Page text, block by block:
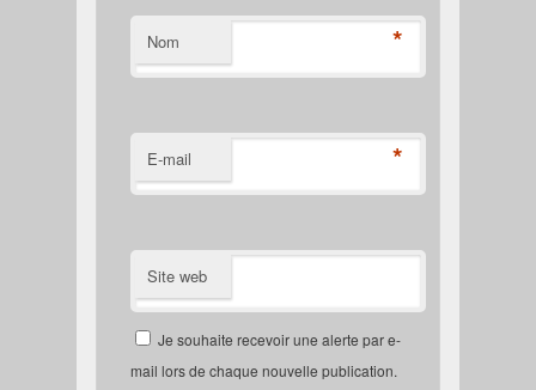
Nom *
E-mail *
Site web
Je souhaite recevoir une alerte par e-
mail lors de chaque nouvelle publication.